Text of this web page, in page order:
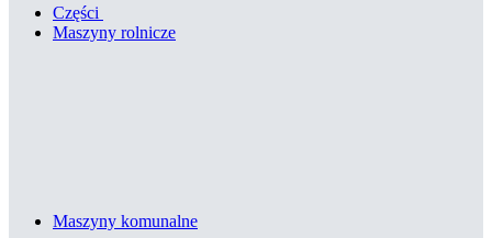
Części
Maszyny rolnicze
Maszyny komunalne